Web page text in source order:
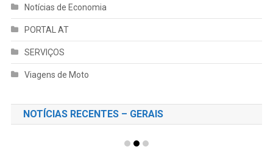
Notícias de Economia
PORTAL AT
SERVIÇOS
Viagens de Moto
NOTÍCIAS RECENTES – GERAIS